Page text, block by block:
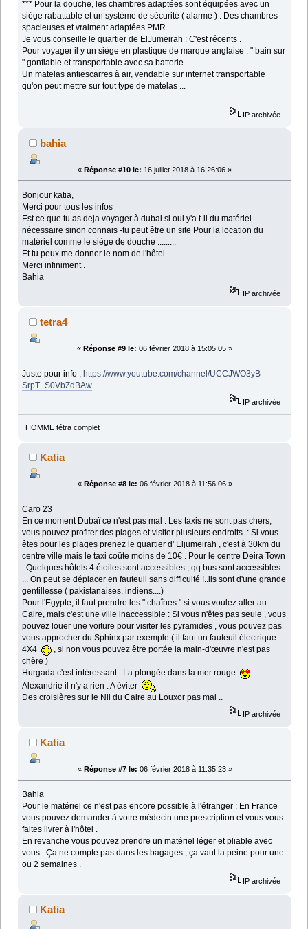
*** Pour la douche, les chambres adaptées sont équipées avec un
siège rabattable et un système de sécurité ( alarme ) . Des chambres
spacieuses et vraiment adaptées PMR
Je vous conseille le quartier de ElJumeirah : C'est récents .
Pour voyager il y un siège en plastique de marque anglaise : " bain sur
" gonflable et transportable avec sa batterie .
Un matelas antiescarres à air, vendable sur internet transportable
qu'on peut mettre sur tout type de matelas ...
IP archivée
bahia
« Réponse #10 le: 16 juillet 2018 à 16:26:06 »
Bonjour katia,
Merci pour tous les infos
Est ce que tu as deja voyager à dubai si oui y'a t-il du matériel
nécessaire sinon connais -tu peut être un site Pour la location du
matériel comme le siège de douche .........
Et tu peux me donner le nom de l'hôtel .
Merci infiniment .
Bahia
IP archivée
tetra4
« Réponse #9 le: 06 février 2018 à 15:05:05 »
Juste pour info ;https://www.youtube.com/channel/UCCJWO3yB-
SrpT_S0VbZdBAw
IP archivée
HOMME tétra complet
Katia
« Réponse #8 le: 06 février 2018 à 11:56:06 »
Caro 23
En ce moment Dubaï ce n'est pas mal : Les taxis ne sont pas chers,
vous pouvez profiter des plages et visiter plusieurs endroits : Si vous
êtes pour les plages prenez le quartier d' Eljumeirah , c'est à 30km du
centre ville mais le taxi coûte moins de 10€ . Pour le centre Deira Town
: Quelques hôtels 4 étoiles sont accessibles , qq bus sont accessibles
... On peut se déplacer en fauteuil sans difficulté !..ils sont d'une grande
gentillesse ( pakistanaises, indiens....)
Pour l'Egypte, il faut prendre les " chaînes " si vous voulez aller au
Caire, mais c'est une ville inaccessible : Si vous n'êtes pas seule , vous
pouvez louer une voiture pour visiter les pyramides , vous pouvez pas
vous approcher du Sphinx par exemple ( il faut un fauteuil électrique
4X4
, si non vous pouvez être portée la main-d'œuvre n'est pas
chère )
Hurgada c'est intéressant : La plongée dans la mer rouge
Alexandrie il n'y a rien : A éviter
Des croisières sur le Nil du Caire au Louxor pas mal ..
IP archivée
Katia
« Réponse #7 le: 06 février 2018 à 11:35:23 »
Bahia
Pour le matériel ce n'est pas encore possible à l'étranger : En France
vous pouvez demander à votre médecin une prescription et vous vous
faites livrer à l'hôtel .
En revanche vous pouvez prendre un matériel léger et pliable avec
vous : Ça ne compte pas dans les bagages , ça vaut la peine pour une
ou 2 semaines .
IP archivée
Katia